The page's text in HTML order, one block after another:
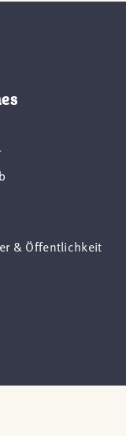
& Öffentlichkeit